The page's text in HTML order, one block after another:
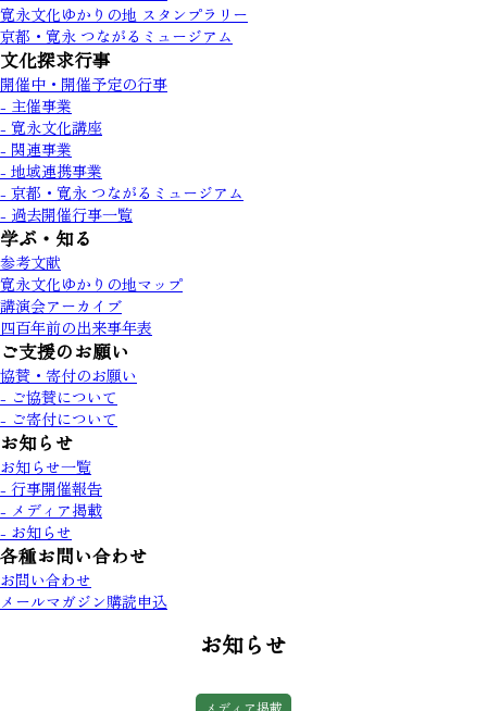
寛永文化ゆかりの地 スタンプラリー
京都・寛永 つながるミュージアム
文化探求行事
開催中・開催予定の行事
- 主催事業
- 寛永文化講座
- 関連事業
- 地域連携事業
- 京都・寛永 つながるミュージアム
- 過去開催行事一覧
学ぶ・知る
参考文献
寛永文化ゆかりの地マップ
講演会アーカイブ
四百年前の出来事年表
ご支援のお願い
協賛・寄付のお願い
- ご協賛について
- ご寄付について
お知らせ
お知らせ一覧
- 行事開催報告
- メディア掲載
- お知らせ
各種お問い合わせ
お問い合わせ
メールマガジン購読申込
お知らせ